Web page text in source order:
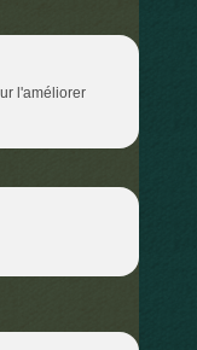
l'améliorer